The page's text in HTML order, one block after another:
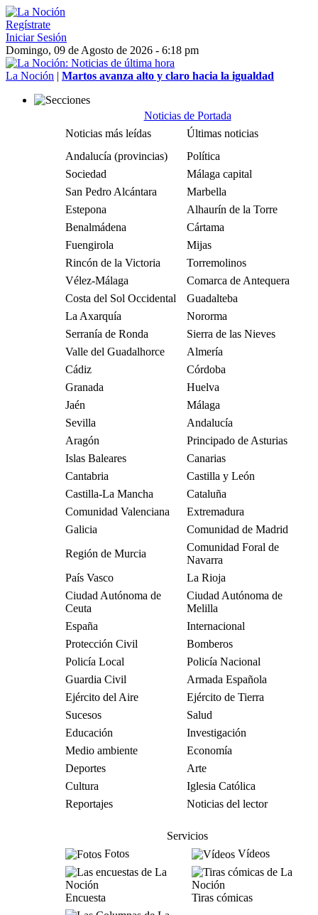
Regístrate
Iniciar Sesión
Domingo, 09 de Agosto de 2026 - 6:18 pm
La Noción | Martos avanza alto y claro hacia la igualdad
Noticias de Portada
Noticias más leídas
Últimas noticias
Andalucía (provincias)
Política
Sociedad
Málaga capital
San Pedro Alcántara
Marbella
Estepona
Alhaurín de la Torre
Benalmádena
Cártama
Fuengirola
Mijas
Rincón de la Victoria
Torremolinos
Vélez-Málaga
Comarca de Antequera
Costa del Sol Occidental
Guadalteba
La Axarquía
Nororma
Serranía de Ronda
Sierra de las Nieves
Valle del Guadalhorce
Almería
Cádiz
Córdoba
Granada
Huelva
Jaén
Málaga
Sevilla
Andalucía
Aragón
Principado de Asturias
Islas Baleares
Canarias
Cantabria
Castilla y León
Castilla-La Mancha
Cataluña
Comunidad Valenciana
Extremadura
Galicia
Comunidad de Madrid
Región de Murcia
Comunidad Foral de
Navarra
País Vasco
La Rioja
Ciudad Autónoma de
Ceuta
Ciudad Autónoma de
Melilla
España
Internacional
Protección Civil
Bomberos
Policía Local
Policía Nacional
Guardia Civil
Armada Española
Ejército del Aire
Ejército de Tierra
Sucesos
Salud
Educación
Investigación
Medio ambiente
Economía
Deportes
Arte
Cultura
Iglesia Católica
Reportajes
Noticias del lector
Servicios
Fotos
Vídeos
Encuesta Tiras cómicas